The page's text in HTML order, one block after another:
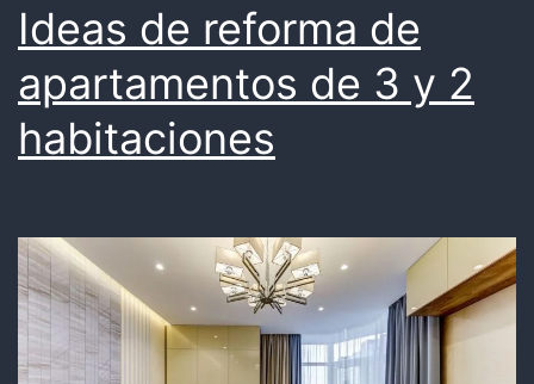
Ideas de reforma de
apartamentos de 3 y 2
habitaciones